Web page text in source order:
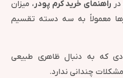
راهنمای خرید کرم پودر، میزان
معمولاً به سه دسته تقسیم
که به دنبال ظاهری طبیعی
چندانی ندارد.